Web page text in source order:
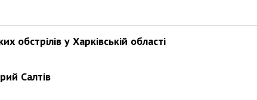
обстрілів у Харківській області
Салтів